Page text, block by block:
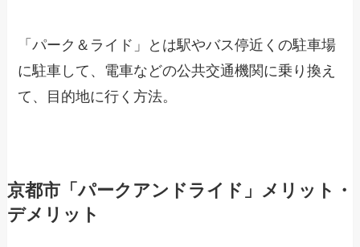
「パーク＆ライド」とは駅やバス停近くの駐車場
に駐車して、電車などの公共交通機関に乗り換え
て、目的地に行く方法。
京都市「パークアンドライド」メリット・
デメリット